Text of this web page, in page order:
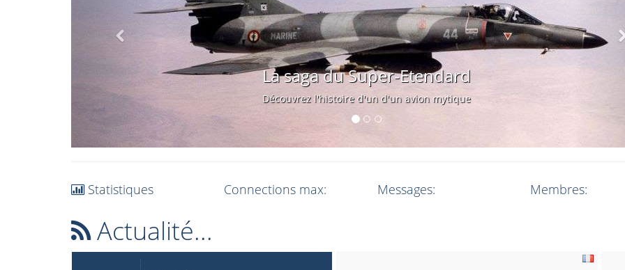
La saga du Super-Etendard
Découvrez l'histoire d'un d'un avion mytique
Statistiques Connections max: Messages: Membres:
Actualité...